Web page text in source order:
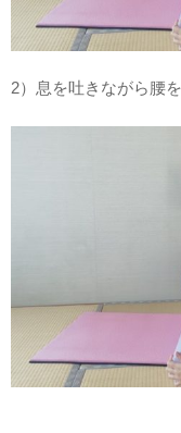
2）息を吐きながら腰